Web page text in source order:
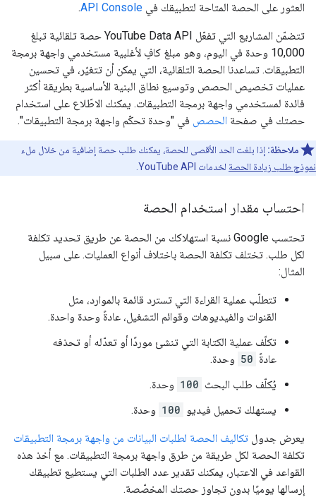
العثور على الحصة المتاحة لتطبيقك في API Console
.
تتضمّن المشاريع التي تفعّل YouTube Data API حصة تلقائية تبلغ
10,000 وحدة في اليوم، وهو مبلغ كافٍ لأغلبية مستخدمي واجهة برمجة
التطبيقات. تساعدنا الحصة التلقائية، التي يمكن أن تتغيّر، في تحسين
عمليات تخصيص الحصص وتوسيع نطاق البنية الأساسية بطريقة أكثر
فائدة لمستخدمي واجهة برمجة التطبيقات. يمكنك الاطّلاع على استخدام
حصتك في صفحة الحصص في "وحدة تحكّم واجهة برمجة التطبيقات".
ملاحظة: إذا بلغت الحد الأقصى للحصة، يمكنك طلب حصة إضافية من خلال ملء
نموذج طلب زيادة الحصة لخدمات YouTube API.
احتساب مقدار استخدام الحصة
تحتسب Google نسبة استهلاكك من الحصة عن طريق تحديد تكلفة
لكل طلب. تختلف تكلفة الحصة باختلاف أنواع العمليات. على سبيل
المثال:
تتطلّب عملية القراءة التي تسترد قائمة بالموارد، مثل
القنوات والفيديوهات وقوائم التشغيل، عادةً وحدة واحدة.
تكلّف عملية الكتابة التي تنشئ موردًا أو تعدّله أو تحذفه
عادةً 50 وحدة.
يُكلّف طلب البحث 100 وحدة.
يستهلك تحميل فيديو 100 وحدة.
يعرض جدول تكاليف الحصة لطلبات البيانات من واجهة برمجة التطبيقات
تكلفة الحصة لكل طريقة من طرق واجهة برمجة التطبيقات. مع أخذ هذه
القواعد في الاعتبار، يمكنك تقدير عدد الطلبات التي يستطيع تطبيقك
إرسالها يوميًا بدون تجاوز حصتك المخصّصة.